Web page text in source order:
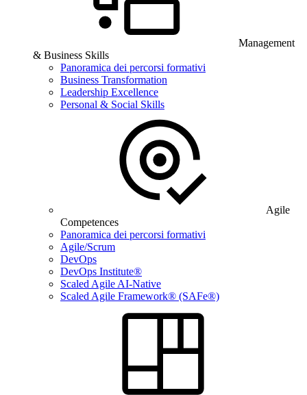
Management
& Business Skills
Panoramica dei percorsi formativi
Business Transformation
Leadership Excellence
Personal & Social Skills
Agile
Competences
Panoramica dei percorsi formativi
Agile/Scrum
DevOps
DevOps Institute®
Scaled Agile AI-Native
Scaled Agile Framework® (SAFe®)